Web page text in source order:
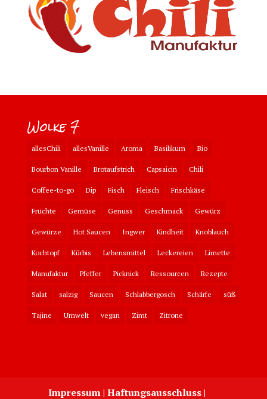
Wolke 7
allesChili allesVanille Aroma Basilikum Bio
Bourbon Vanille Brotaufstrich Capsaicin Chili
Coffee-to-go Dip Fisch Fleisch Frischkäse
Früchte Gemüse Genuss Geschmack Gewürz
Gewürze Hot Saucen Ingwer Kindheit Knoblauch
Kochtopf Kürbis Lebensmittel Leckereien Limette
Manufaktur Pfeffer Picknick Ressourcen Rezepte
Salat salzig Saucen Schlabbergosch Schärfe süß
Tajine Umwelt vegan Zimt Zitrone
Impressum | Haftungsausschluss |